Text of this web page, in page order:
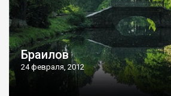
Браилов
24 февраля, 2012